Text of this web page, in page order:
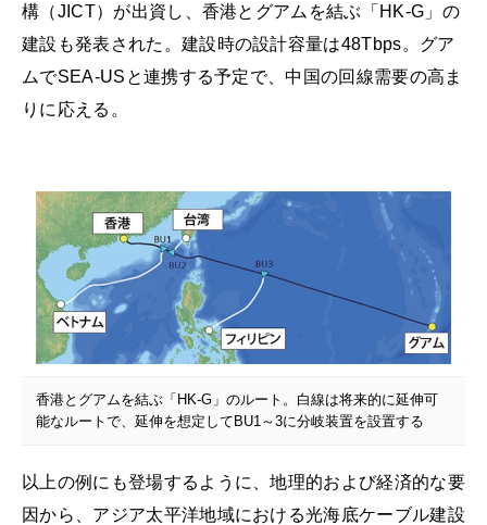
構（JICT）が出資し、香港とグアムを結ぶ「HK-G」の
建設も発表された。建設時の設計容量は48Tbps。グア
ムでSEA-USと連携する予定で、中国の回線需要の高ま
りに応える。
香港とグアムを結ぶ「HK-G」のルート。白線は将来的に延伸可
能なルートで、延伸を想定してBU1～3に分岐装置を設置する
以上の例にも登場するように、地理的および経済的な要
因から、アジア太平洋地域における光海底ケーブル建設